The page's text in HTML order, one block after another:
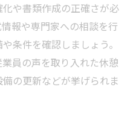
や書類作成の正確さが必
報や専門家への相談を行
条件を確認しましょう。
員の声を取り入れた休憩
の更新などが挙げられま